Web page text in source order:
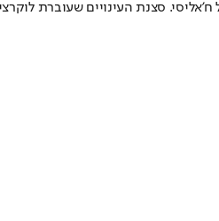
סצנת העינויים שעוברת